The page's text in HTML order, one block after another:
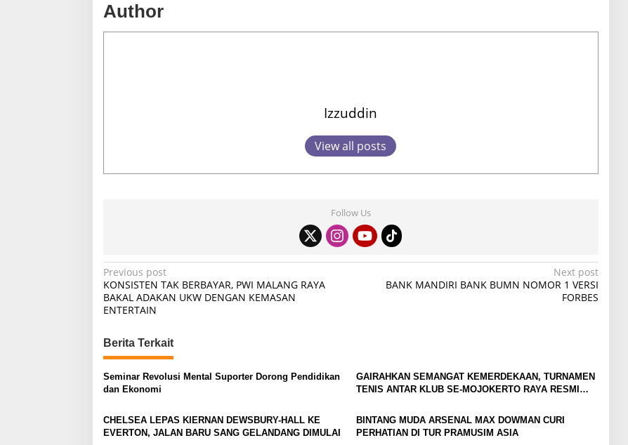
Author
Izzuddin
View all posts
Follow Us
P
o
s
t
n
a
v
i
g
Previous post
KONSISTEN TAK BERBAYAR, PWI MALANG RAYA
BAKAL ADAKAN UKW DENGAN KEMASAN
ENTERTAIN
Next post
BANK MANDIRI BANK BUMN NOMOR 1 VERSI
FORBES
Berita Terkait
Seminar Revolusi Mental Suporter Dorong Pendidikan
dan Ekonomi
GAIRAHKAN SEMANGAT KEMERDEKAAN, TURNAMEN
TENIS ANTAR KLUB SE-MOJOKERTO RAYA RESMI
CHELSEA LEPAS KIERNAN DEWSBURY-HALL KE
EVERTON, JALAN BARU SANG GELANDANG DIMULAI
BINTANG MUDA ARSENAL MAX DOWMAN CURI
PERHATIAN DI TUR PRAMUSIM ASIA